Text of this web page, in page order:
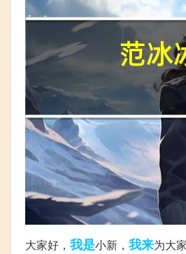
大家好， 我是小新， 我来为大